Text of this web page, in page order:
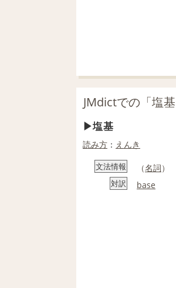
JMdictでの「塩
塩基
読み方 ： えんき
文法情報 （名詞）
対訳 base